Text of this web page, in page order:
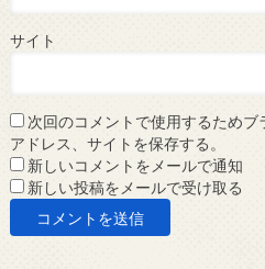
サイト
次回のコメントで使用するため
アドレス、サイトを保存する。
新しいコメントをメールで通知
新しい投稿をメールで受け取る